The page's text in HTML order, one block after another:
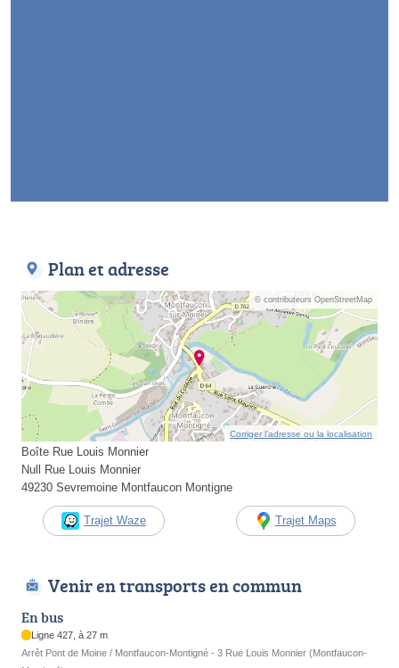
Plan et adresse
© contributeurs OpenStreetMap
Corriger l’adresse ou la localisation
Boîte Rue Louis Monnier
Null Rue Louis Monnier
49230 Sevremoine Montfaucon Montigne
Trajet Waze Trajet Maps
Venir en transports en commun
En bus
Ligne 427, à 27 m
Arrêt Pont de Moine / Montfaucon-Montigné - 3 Rue Louis Monnier (Montfaucon-